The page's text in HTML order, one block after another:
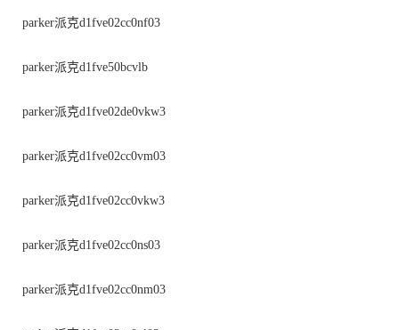
parker派克d1fve02cc0nf03
parker派克d1fve50bcvlb
parker派克d1fve02de0vkw3
parker派克d1fve02cc0vm03
parker派克d1fve02cc0vkw3
parker派克d1fve02cc0ns03
parker派克d1fve02cc0nm03